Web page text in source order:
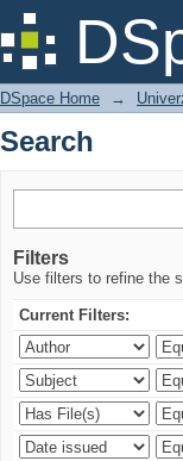
Search
DSpace Home →
Search
Filters
Use filters to refine the
Current Filters: